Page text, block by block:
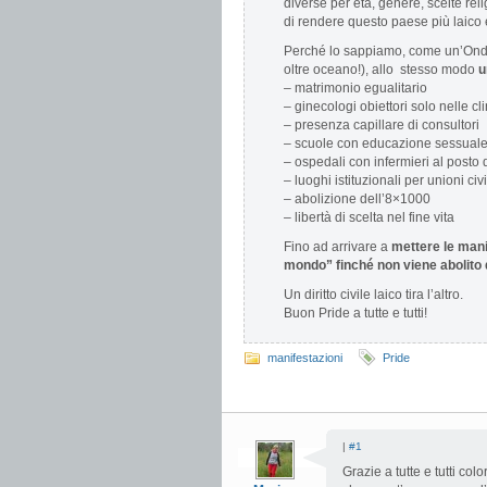
diverse per età, genere, scelte
di rendere questo paese più laico
Perché lo sappiamo, come
oltre oceano!), allo stesso modo
– matrimonio egualitario
– ginecologi obiettori solo nelle
– presenza capillare di consultori
– scuole con educazione
– ospedali con infermieri al posto
– luoghi istituzionali per unioni
– abolizione dell’8×1000
– libertà di scelta nel fine vita
Fino ad arrivare a mettere le
mondo” finché non viene
Un diritto civile laico tira l’altro.
Buon Pride a tutte e tutti!
manifestazioni Pride
| #1
Grazie a tutte e tutti